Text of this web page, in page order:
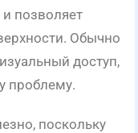
позволяет
Обычно
доступ,
проблему.
поскольку